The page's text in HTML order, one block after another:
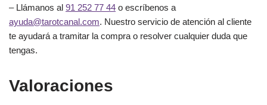
– Llámanos al 91 252 77 44 o escríbenos a
ayuda@tarotcanal.com. Nuestro servicio de atención al cliente
te ayudará a tramitar la compra o resolver cualquier duda que
tengas.
Valoraciones